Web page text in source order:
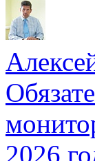
2026